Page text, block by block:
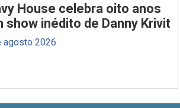
House celebra oito anos
show inédito de Danny Krivit
agosto 2026